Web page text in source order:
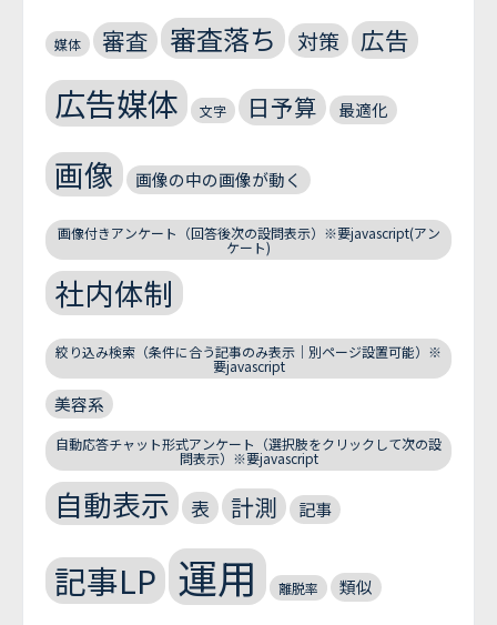
媒体 審査 審査落ち 対策 広告
広告媒体 文字 日予算 最適化
画像 画像の中の画像が動く
画像付きアンケート（回答後次の設問表示）※要javascript(アン
ケート)
社内体制
絞り込み検索（条件に合う記事のみ表示｜別ページ設置可能）※
要javascript
美容系
自動応答チャット形式アンケート（選択肢をクリックして次の設
問表示）※要javascript
自動表示 表 計測 記事
記事LP 運用 離脱率 類似